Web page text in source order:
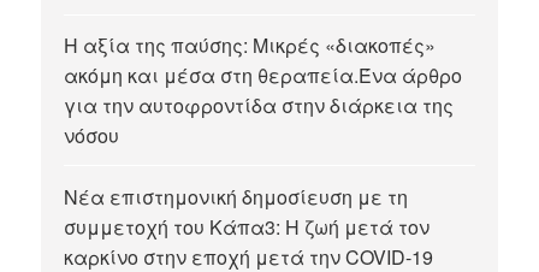
Η αξία της παύσης: Μικρές «διακοπές»
ακόμη και μέσα στη θεραπεία.Ένα άρθρο
για την αυτοφροντίδα στην διάρκεια της
νόσου
Νέα επιστημονική δημοσίευση με τη
συμμετοχή του Κάπα3: Η ζωή μετά τον
καρκίνο στην εποχή μετά την COVID-19